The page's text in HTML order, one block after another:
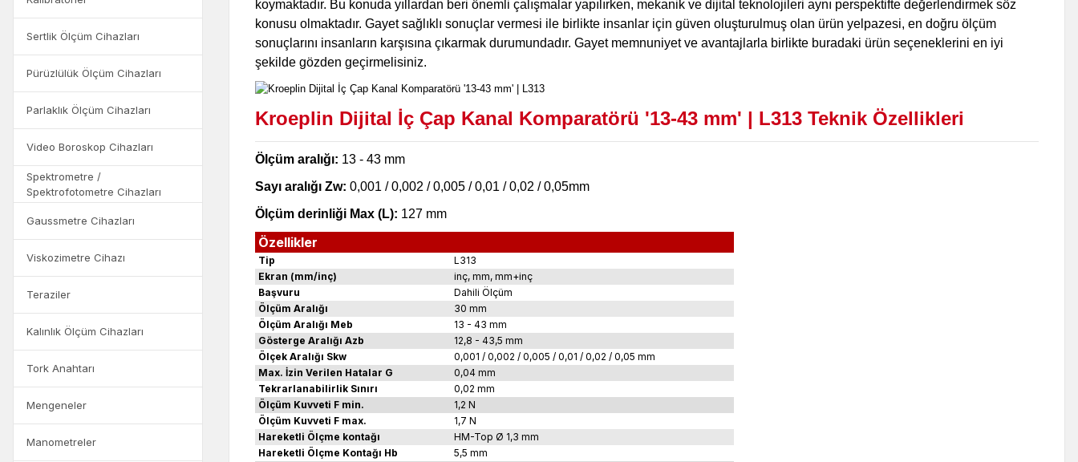
Sertlik Ölçüm Cihazları
Pürüzlülük Ölçüm Cihazları
Parlaklık Ölçüm Cihazları
Video Boroskop Cihazları
Spektrometre /
Spektrofotometre Cihazları
Gaussmetre Cihazları
Viskozimetre Cihazı
Teraziler
Kalınlık Ölçüm Cihazları
Tork Anahtarı
Mengeneler
Manometreler
koymaktadır. Bu konuda yıllardan beri önemli çalışmalar yapılırken, mekanik ve dijital teknolojileri aynı perspektifte değerlendirmek söz
konusu olmaktadır. Gayet sağlıklı sonuçlar vermesi ile birlikte insanlar için güven oluşturulmuş olan ürün yelpazesi, en doğru ölçüm
sonuçlarını insanların karşısına çıkarmak durumundadır. Gayet memnuniyet ve avantajlarla birlikte buradaki ürün seçeneklerini en iyi
şekilde gözden geçirmelisiniz.
Kroeplin Dijital İç Çap Kanal Komparatörü '13-43 mm' | L313 Teknik Özellikleri
Ölçüm aralığı: 13 - 43 mm
Sayı aralığı Zw: 0,001 / 0,002 / 0,005 / 0,01 / 0,02 / 0,05mm
Ölçüm derinliği Max (L): 127 mm
Özellikler
Tip
L313
Ekran (mm/inç)
inç, mm, mm+inç
Başvuru
Dahili Ölçüm
Ölçüm Aralığı
30 mm
Ölçüm Aralığı Meb
13 - 43 mm
Gösterge Aralığı Azb
12,8 - 43,5 mm
Ölçek Aralığı Skw
0,001 / 0,002 / 0,005 / 0,01 / 0,02 / 0,05 mm
Max. İzin Verilen Hatalar G
0,04 mm
Tekrarlanabilirlik Sınırı
0,02 mm
Ölçüm Kuvveti F min.
1,2 N
Ölçüm Kuvveti F max.
1,7 N
Hareketli Ölçme kontağı
HM-Top Ø 1,3 mm
Hareketli Ölçme Kontağı Hb
5,5 mm